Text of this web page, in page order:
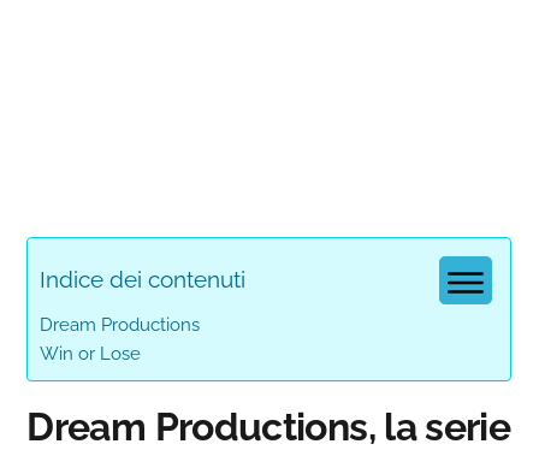
Indice dei contenuti
Dream Productions
Win or Lose
Dream Productions, la serie